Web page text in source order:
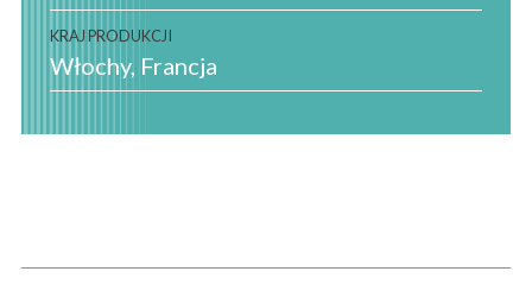
KRAJ PRODUKCJI
Włochy Francja